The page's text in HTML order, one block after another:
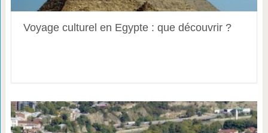
Voyage culturel en Egypte : que découvrir ?